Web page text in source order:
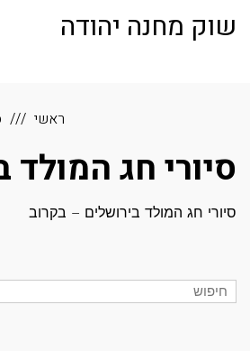
שוק מחנה יהודה
ראשי
סיורי חג המולד
סיורי חג המולד בירושלים – בקרוב